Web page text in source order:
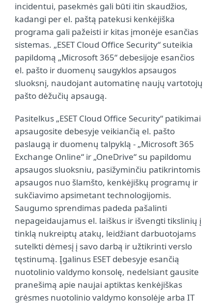
incidentui, pasekmės gali būti itin skaudžios,
kadangi per el. paštą patekusi kenkėjiška
programa gali pažeisti ir kitas įmonėje esančias
sistemas. „ESET Cloud Office Security“ suteikia
papildomą „Microsoft 365“ debesijoje esančios
el. pašto ir duomenų saugyklos apsaugos
sluoksnį, naudojant automatinę naujų vartotojų
pašto dėžučių apsaugą.
Pasitelkus „ESET Cloud Office Security“ patikimai
apsaugosite debesyje veikiančią el. pašto
paslaugą ir duomenų talpyklą - „Microsoft 365
Exchange Online“ ir „OneDrive“ su papildomu
apsaugos sluoksniu, pasižyminčiu patikrintomis
apsaugos nuo šlamšto, kenkėjiškų programų ir
sukčiavimo apsimetant technologijomis.
Saugumo sprendimas padeda pašalinti
nepageidaujamus el. laiškus ir išvengti tikslinių į
tinklą nukreiptų atakų, leidžiant darbuotojams
sutelkti dėmesį į savo darbą ir užtikrinti verslo
tęstinumą. Įgalinus ESET debesyje esančią
nuotolinio valdymo konsolę, nedelsiant gausite
pranešimą apie naujai aptiktas kenkėjiškas
grėsmes nuotolinio valdymo konsolėje arba IT